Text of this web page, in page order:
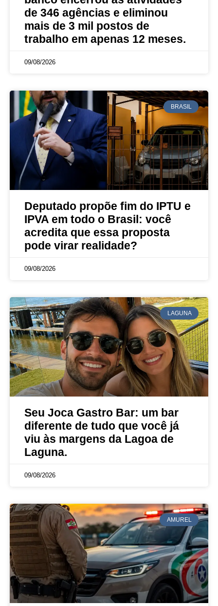
de 346 agências e eliminou
mais de 3 mil postos de
trabalho em apenas 12 meses.
09/08/2026
BRASIL
Deputado propõe fim do IPTU e
IPVA em todo o Brasil: você
acredita que essa proposta
pode virar realidade?
09/08/2026
LAGUNA
Seu Joca Gastro Bar: um bar
diferente de tudo que você já
viu às margens da Lagoa de
Laguna.
09/08/2026
AMUREL